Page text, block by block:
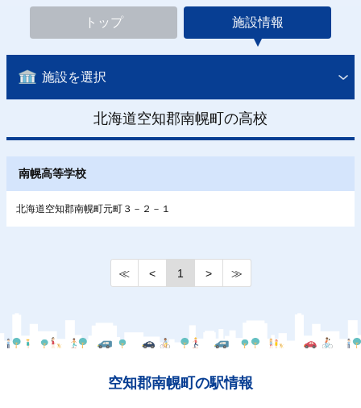
トップ 施設情報
施設を選択
北海道空知郡南幌町の高校
南幌高等学校
北海道空知郡南幌町元町３－２－１
≪ < 1 > ≫
空知郡南幌町の駅情報